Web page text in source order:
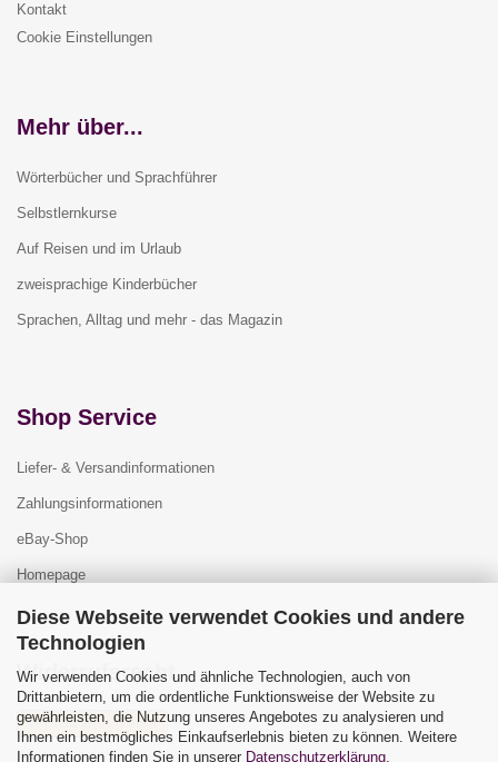
Diese Webseite verwendet Cookies und andere
Technologien
Wir verwenden Cookies und ähnliche Technologien, auch von
Drittanbietern, um die ordentliche Funktionsweise der Website zu
gewährleisten, die Nutzung unseres Angebotes zu analysieren und
Ihnen ein bestmögliches Einkaufserlebnis bieten zu können. Weitere
Informationen finden Sie in unserer Datenschutzerklärung
Kontakt
Cookie Einstellungen
Mehr über...
Wörterbücher und Sprachführer
Selbstlernkurse
Auf Reisen und im Urlaub
zweisprachige Kinderbücher
Sprachen, Alltag und mehr - das Magazin
Shop Service
Liefer- & Versandinformationen
Zahlungsinformationen
eBay-Shop
Homepage
Widerrufsrecht
Vertrag widerrufen
Widerrufsbelehrung